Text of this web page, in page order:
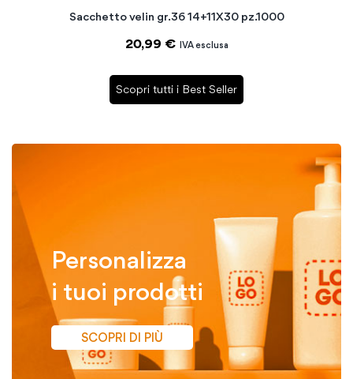
Sacchetto velin gr.36 14+11X30 pz.1000
20,99 €
Scopri tutti i Best Seller
Personalizza
i tuoi prodotti
SCOPRI DI PIÙ